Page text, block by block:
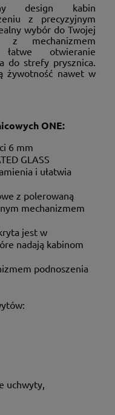
design kabin
z precyzyjnym
wybór do Twojej
z mechanizmem
łatwe otwieranie
do strefy prysznica.
żywotność nawet w
ONE:
6 mm
GLASS
i ułatwia
z polerowaną
mechanizmem
jest w
nadają kabinom
podnoszenia